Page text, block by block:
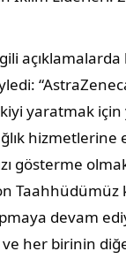
açıklamalarda
yaratmak
gösterme
devam
her birinin